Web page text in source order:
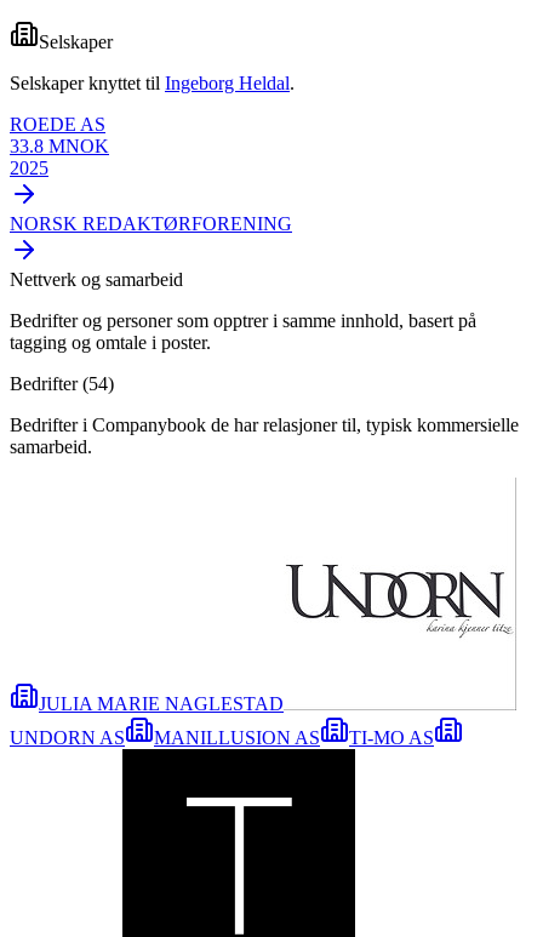
Selskaper
Selskaper knyttet til Ingeborg Heldal.
ROEDE AS
33.8 MNOK
2025
NORSK REDAKTØRFORENING
Nettverk og samarbeid
Bedrifter og personer som opptrer i samme innhold, basert på
tagging og omtale i poster.
Bedrifter (54)
Bedrifter i Companybook de har relasjoner til, typisk kommersielle
samarbeid.
JULIA MARIE NAGLESTAD
UNDORN AS
MANILLUSION AS TI-MO AS